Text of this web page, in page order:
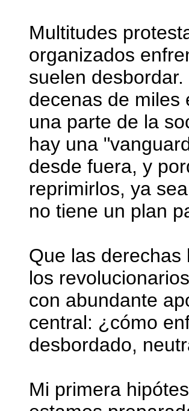
Multitudes
organizados
suelen
decenas de miles
una parte de la
hay una
desde fuera, y
reprimirlos, ya
no tiene un plan
Que las
los
con abundante
central: ¿cómo
desbordado,
Mi primera